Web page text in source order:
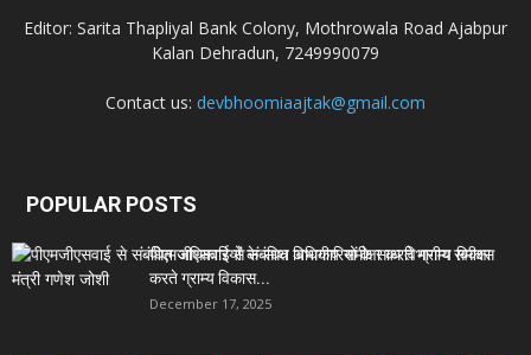
Editor: Sarita Thapliyal Bank Colony, Mothrowala Road Ajabpur
Kalan Dehradun, 7249990079
Contact us: devbhoomiaajtak@gmail.com
POPULAR POSTS
पीएमजीएसवाई से संबंधित अधिकारियों के साथ विभागीय समीक्षा
करते ग्राम्य विकास...
December 17, 2025